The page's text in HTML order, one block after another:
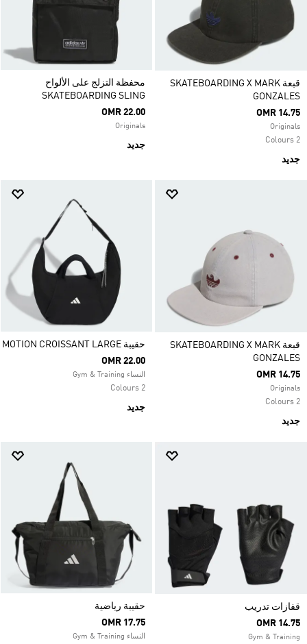
قبعة SKATEBOARDING X MARK
GONZALES
OMR 14.75
Originals
2 Colours
جديد
محفظة التزلج على الألواح
SKATEBOARDING SLING
OMR 22.00
Originals
جديد
قبعة SKATEBOARDING X MARK
GONZALES
OMR 14.75
Originals
2 Colours
جديد
حقيبة MOTION CROISSANT LARGE
OMR 22.00
النساء Gym & Training
2 Colours
جديد
قفازات تدريب
OMR 14.75
Gym & Training
حقيبة رياضية
OMR 17.75
النساء Gym & Training